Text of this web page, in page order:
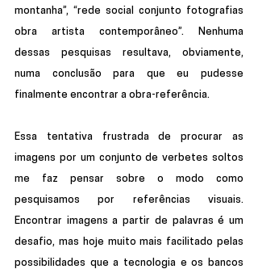
montanha”, “rede social conjunto fotografias
obra artista contemporâneo”. Nenhuma
dessas pesquisas resultava, obviamente,
numa conclusão para que eu pudesse
finalmente encontrar a obra-referência.
Essa tentativa frustrada de procurar as
imagens por um conjunto de verbetes soltos
me faz pensar sobre o modo como
pesquisamos por referências visuais.
Encontrar imagens a partir de palavras é um
desafio, mas hoje muito mais facilitado pelas
possibilidades que a tecnologia e os bancos